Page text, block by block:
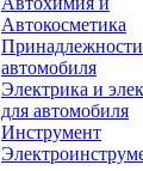
Автокосметика
автомобиля
Электрика и
для автомобиля
Инструмент